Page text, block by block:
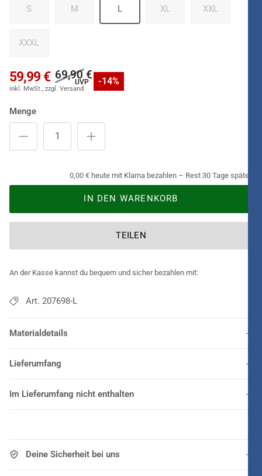
S M L XL XXL
XXXL
59,99 € 69,90 € -14%
Menge
0,00 € heute mit Klarna bezahlen – Rest 30 Tage später.
IN DEN WARENKORB
TEILEN
An der Kasse kannst du bequem und sicher bezahlen mit:
Art. 207698-L
Materialdetails
Lieferumfang
Im Lieferumfang nicht enthalten
Deine Sicherheit bei uns